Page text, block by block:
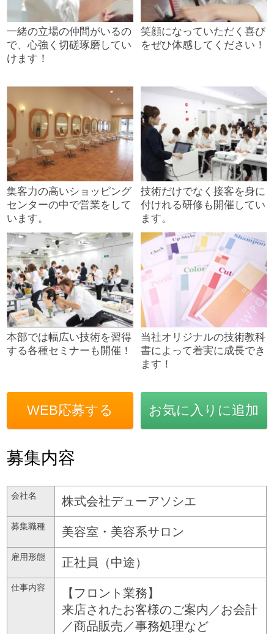
一緒の立場の仲間がいるの
で、心強く切磋琢磨してい
けます！
笑顔になっていただく喜び
をぜひ体感してください！
集客力の高いショッピング
センターの中で営業をして
います。
技術だけでなく接客を身に
付けれる研修も開催してい
ます。
本部では幅広い技術を習得
する各種セミナーも開催！
当社オリジナルの技術教科
書によって着実に成長でき
ます！
WEB応募する お気に入りに追加
募集内容
会社名 株式会社デューアソシエ
募集職種 美容室・美容系サロン
雇用形態 正社員（中途）
仕事内容
【フロント業務】
来店されたお客様のご案内／お会計
／商品販売／事務処理など